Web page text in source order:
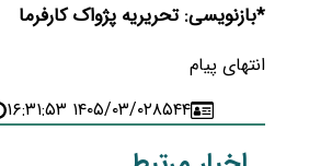
*بازنویسی: تحریریه پژواک کارفرما
انتهای پیام
۸۵۴۴۱۴۰۵/۰۳/۰۲ ۱۶:۳۱:۵۳